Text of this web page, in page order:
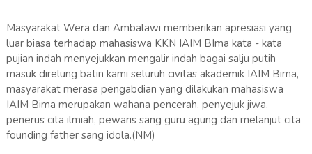
Masyarakat Wera dan Ambalawi memberikan apresiasi yang
luar biasa terhadap mahasiswa KKN IAIM BIma kata - kata
pujian indah menyejukkan mengalir indah bagai salju putih
masuk direlung batin kami seluruh civitas akademik IAIM Bima,
masyarakat merasa pengabdian yang dilakukan mahasiswa
IAIM Bima merupakan wahana pencerah, penyejuk jiwa,
penerus cita ilmiah, pewaris sang guru agung dan melanjut cita
founding father sang idola.(NM)